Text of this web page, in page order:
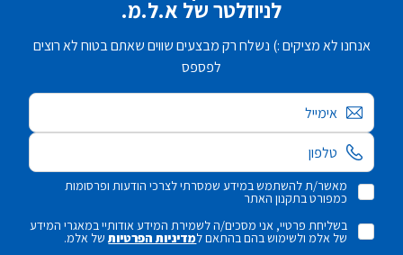
לניוזלטר של א.ל.מ.
אנחנו לא מציקים :) נשלח רק מבצעים שווים שאתם בטוח לא רוצים
לפספס
אימייל
מאשר/ת להשתמש במידע שמסרתי לצרכי הודעות ופרסומות
כמפורט בתקנון האתר
בשליחת פרטיי, אני מסכים/ה לשמירת המידע אודותיי במאגרי המידע
של אלמ ולשימוש בהם בהתאם למדיניות הפרטיותשל אלמ.